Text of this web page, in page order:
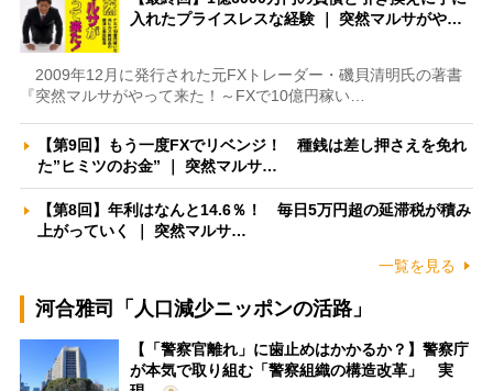
入れたプライスレスな経験 ｜ 突然マルサがや…
2009年12月に発行された元FXトレーダー・磯貝清明氏の著書
『突然マルサがやって来た！～FXで10億円稼い…
【第9回】もう一度FXでリベンジ！ 種銭は差し押さえを免れ
た”ヒミツのお金” ｜ 突然マルサ…
【第8回】年利はなんと14.6％！ 毎日5万円超の延滞税が積み
上がっていく ｜ 突然マルサ…
一覧を見る
河合雅司「人口減少ニッポンの活路」
【「警察官離れ」に歯止めはかかるか？】警察庁
が本気で取り組む「警察組織の構造改革」 実